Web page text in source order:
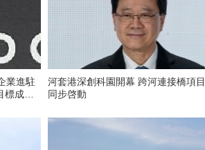
業進駐
成為
河套港深創科園開幕 跨河連接橋項目
同步啓動